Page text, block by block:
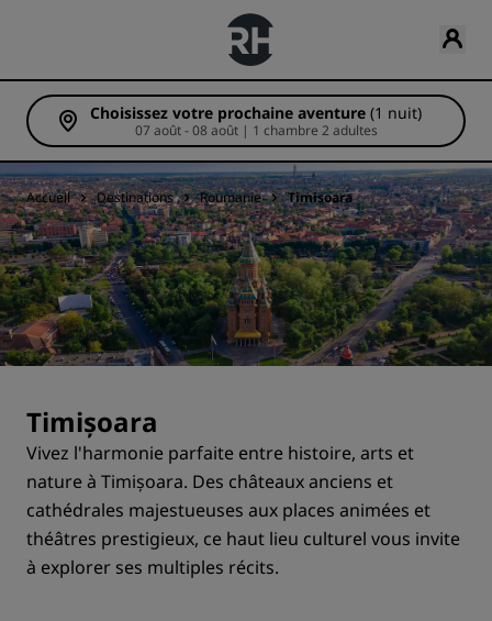
Choisissez votre prochaine aventure (1 nuit)
07 août - 08 août | 1 chambre 2 adultes
Accueil Destinations Roumanie Timisoara
Timișoara
Vivez l'harmonie parfaite entre histoire, arts et
nature à Timișoara. Des châteaux anciens et
cathédrales majestueuses aux places animées et
théâtres prestigieux, ce haut lieu culturel vous invite
à explorer ses multiples récits.